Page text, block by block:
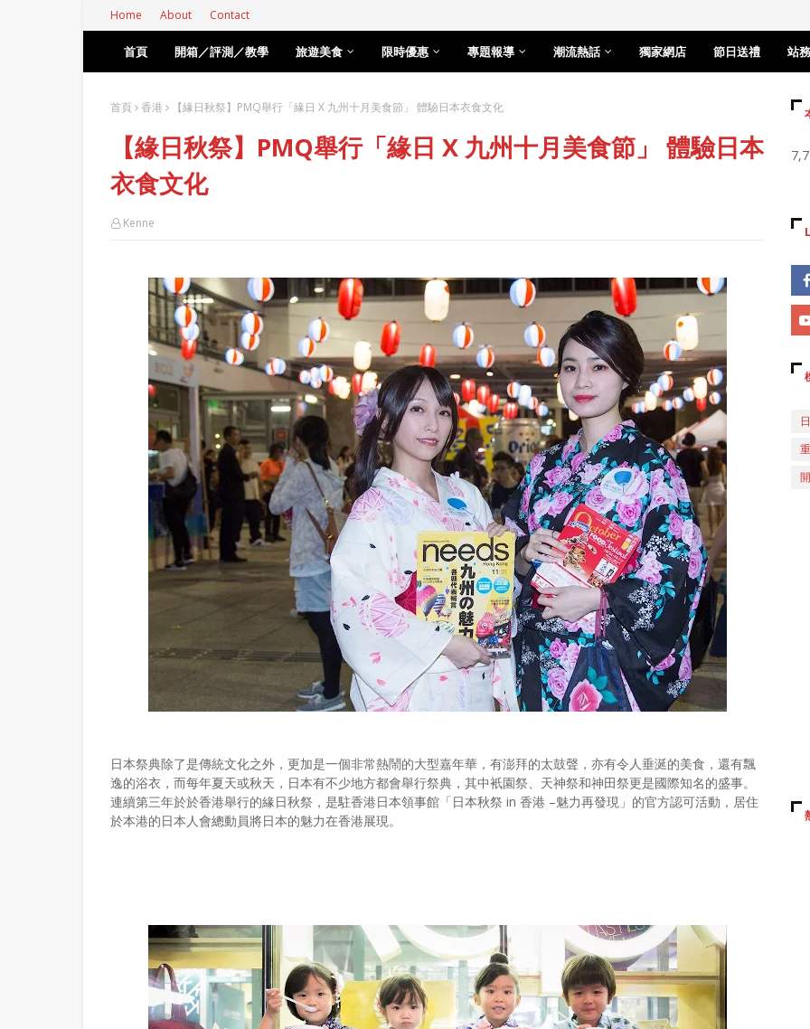
Home About Contact
首頁 開箱／評測／教學 旅遊美食 限時優惠 專題報導 潮流熱話 獨家網店 節日送禮 站
首頁 香港 【緣日秋祭】PMQ舉行「緣日 X 九州十月美食節」 體驗日本衣食文化
【緣日秋祭】PMQ舉行「緣日 X 九州十月美食節」 體驗日本
衣食文化
Kenne
日本祭典除了是傳統文化之外，更加是一個非常熱鬧的大型嘉年華，有澎拜的太鼓聲，亦有令人垂涎的美食，還有飄
逸的浴衣，而每年夏天或秋天，日本有不少地方都會舉行祭典，其中衹園祭、天神祭和神田祭更是國際知名的盛事。
連續第三年於於香港舉行的緣日秋祭，是駐香港日本領事館「日本秋祭 in 香港 –魅力再發現」的官方認可活動，居住
於本港的日本人會總動員將日本的魅力在香港展現。